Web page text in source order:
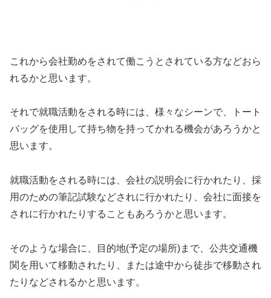
これから会社勤めをされて働こうとされている方などおら
れるかと思います。
それで就職活動をされる時には、様々なシーンで、トート
バッグを使用して持ち物を持ってかれる機会があろうかと
思います。
就職活動をされる時には、会社の説明会に行かれたり、採
用のための筆記試験などされに行かれたり、会社に面接を
されに行かれたりすることもあろうかと思います。
そのような場合に、目的地(予定の場所)まで、公共交通機
関を用いて移動されたり、または途中から徒歩で移動され
たりなどされるかと思います。